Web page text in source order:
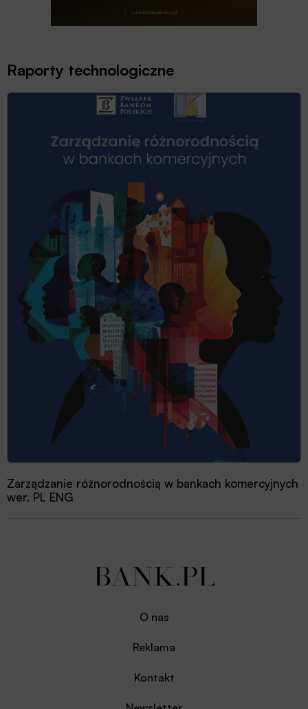
Raporty technologiczne
Zarządzanie różnorodnością w bankach komercyjnych
wer. PL ENG
O nas
Reklama
Kontakt